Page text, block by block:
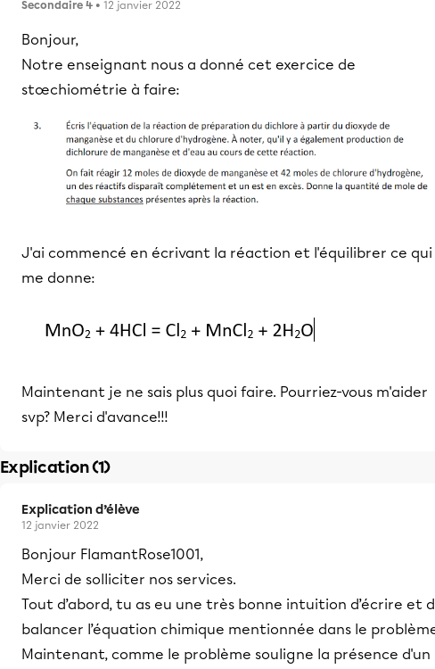
Secondaire 4 • 12 janvier 2022
Bonjour,
Notre enseignant nous a donné cet exercice de
stœchiométrie à faire:
J'ai commencé en écrivant la réaction et l'équilibrer ce qui
me donne:
Maintenant je ne sais plus quoi faire. Pourriez-vous m'aider
svp? Merci d'avance!!!
Explication (1)
Explication d’élève
12 janvier 2022
Bonjour FlamantRose1001,
Merci de solliciter nos services.
Tout d’abord, tu as eu une très bonne intuition d’écrire et
balancer l’équation chimique mentionnée dans le
Maintenant, comme le problème souligne la présence d'un